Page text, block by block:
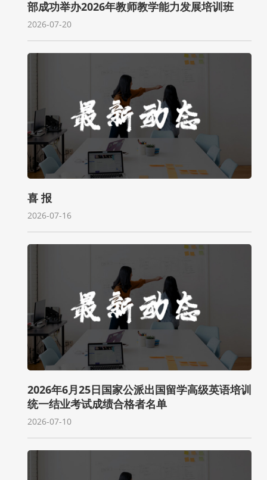
部成功举办2026年教师教学能力发展培训班
2026-07-20
喜 报
2026-07-16
2026年6月25日国家公派出国留学高级英语培训
统一结业考试成绩合格者名单
2026-07-10